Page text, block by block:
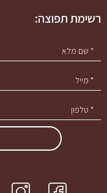
רשימת תפוצה: